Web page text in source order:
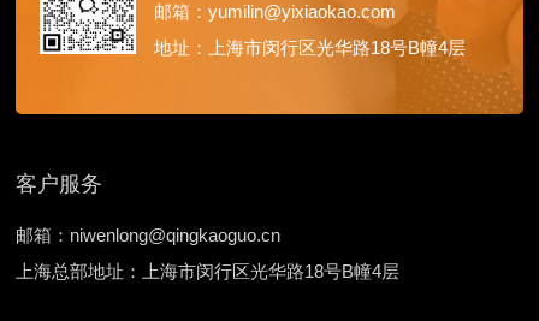
邮箱：yumilin@yixiaokao.com
地址：上海市闵行区光华路18号B幢4层
客户服务
邮箱：niwenlong@qingkaoguo.cn
上海总部地址：上海市闵行区光华路18号B幢4层